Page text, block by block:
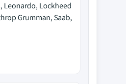
Leonardo, Lockheed
Grumman, Saab,